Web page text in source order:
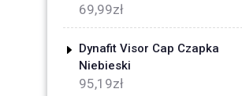
69,99zł
Dynafit Visor Cap Czapka
Niebieski
95,19zł